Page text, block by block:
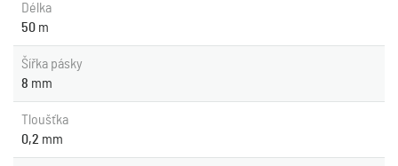
Délka
50 m
Šířka pásky
8 mm
Tloušťka
0,2 mm